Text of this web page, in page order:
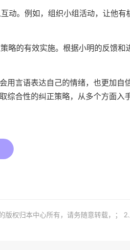
动。例如，组织小组活动，让他有
略的有效实施。根据小明的反馈和
用言语表达自己的情绪，也更加自
综合性的纠正策略，从多个方面入
版权归本中心所有，请务随意转载，；